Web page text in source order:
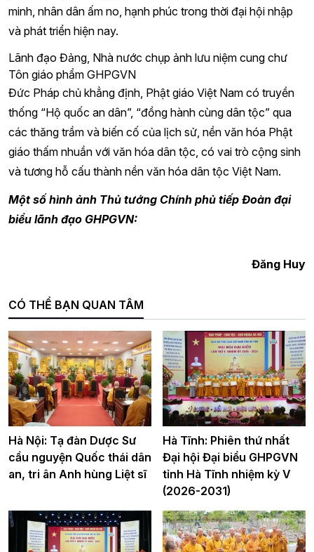
minh, nhân dân ấm no, hạnh phúc trong thời đại hội nhập
và phát triển hiện nay.
Lãnh đạo Đảng, Nhà nước chụp ảnh lưu niệm cung chư
Tôn giáo phẩm GHPGVN
Đức Pháp chủ khẳng định, Phật giáo Việt Nam có truyền
thống “Hộ quốc an dân”, “đồng hành cùng dân tộc” qua
các thăng trầm và biến cố của lịch sử, nền văn hóa Phật
giáo thấm nhuần với văn hóa dân tộc, có vai trò cộng sinh
và tương hỗ cấu thành nền văn hóa dân tộc Việt Nam.
Một số hình ảnh Thủ tướng Chính phủ tiếp Đoàn đại
biểu lãnh đạo GHPGVN:
Đăng Huy
CÓ THỂ BẠN QUAN TÂM
Hà Nội: Tạ đàn Dược Sư
cầu nguyện Quốc thái dân
an, tri ân Anh hùng Liệt sĩ
Hà Tĩnh: Phiên thứ nhất
Đại hội Đại biểu GHPGVN
tỉnh Hà Tĩnh nhiệm kỳ V
(2026-2031)